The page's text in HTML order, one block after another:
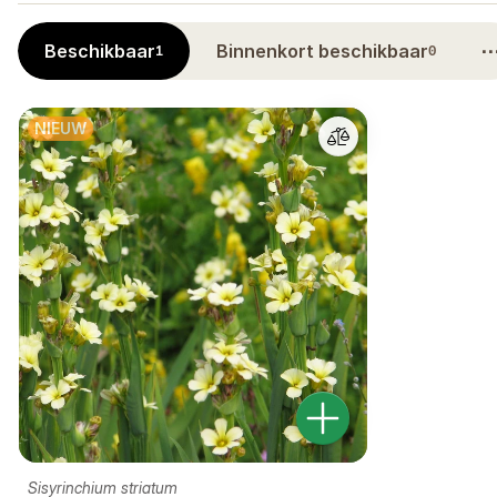
Beschikbaar1 Binnenkort beschikbaar0
NIEUW
Sisyrinchium striatum